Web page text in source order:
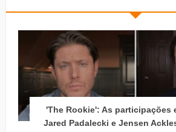
'The Rookie': As participações
Jared Padalecki e Jensen